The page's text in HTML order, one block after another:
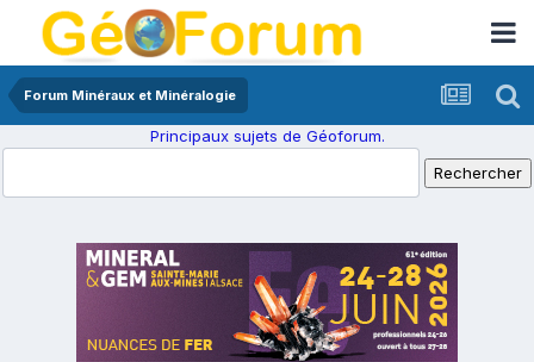
Forum Minéraux et Minéralogie
Principaux sujets de Géoforum.